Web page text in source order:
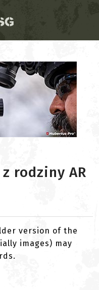
rodziny AR
version of the
images) may